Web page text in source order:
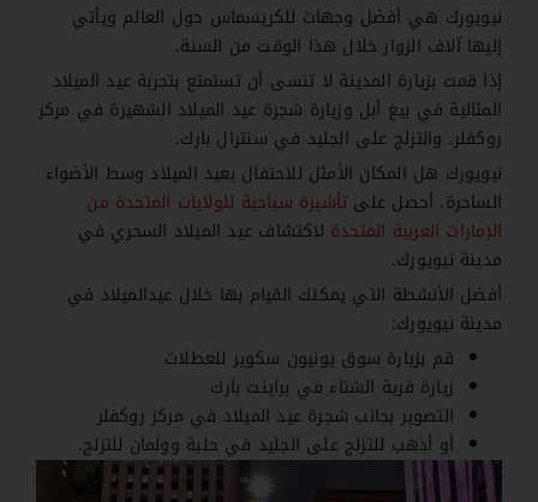
نيويورك هي أفضل وجهات للكريسماس حول العالم ويأتي
إليها آلاف الزوار خلال هذا الوقت من السنة.
إذا قمت بزيارة المدينة لا تنسى أن تستمتع بتجربة عيد الميلاد
المثالية في بيغ أبل وزيارة شجرة عيد الميلاد الشهيرة في مركز
روكفلر. والتزلج على الجليد في سنترال بارك.
نيويورك هل المكان الأمثل للاحتفال بعيد الميلاد وسط الأضواء
الساحرة. أحصل على تأشيرة سياحية للولايات المتحدة من
الإمارات العربية المتحدة لاكتشاف عيد الميلاد السحري في
مدينة نيويورك.
أفضل الأنشطة التي يمكنك القيام بها خلال عيدالميلاد في
مدينة نيويورك:
قم بزيارة سوق يونيون سكوير للعطلات
زيارة قرية الشتاء في براينت بارك
التصوير بجانب شجرة عيد الميلاد في مركز روكفلر
أو أذهب للتزلج على الجليد في حلبة وولمان للتزلج.